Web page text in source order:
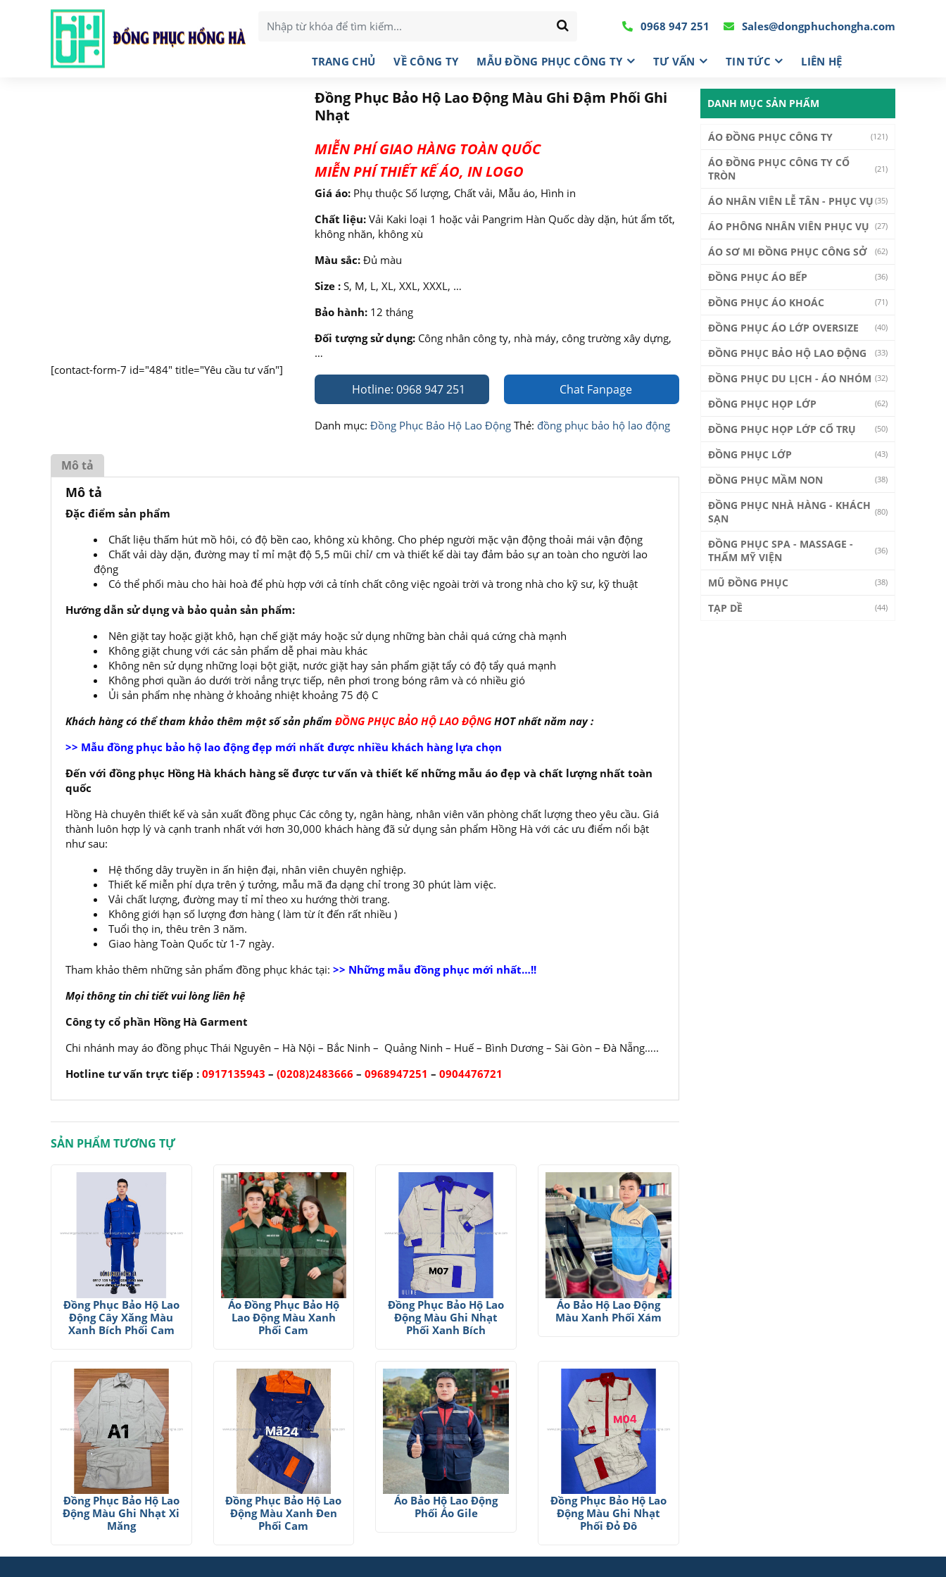
0968 947 251 Sales@dongphuchongha.com
TRANG CHỦ VỀ CÔNG TY MẪU ĐỒNG PHỤC CÔNG TY TƯ VẤN TIN TỨC LIÊN HỆ
[contact-form-7 id="484" title="Yêu cầu tư vấn"]
Đồng Phục Bảo Hộ Lao Động Màu Ghi Đậm Phối Ghi
Nhạt
MIỄN PHÍ GIAO HÀNG TOÀN QUỐC
MIỄN PHÍ THIẾT KẾ ÁO, IN LOGO
Giá áo:Phụ thuộc Số lượng, Chất vải, Mẫu áo, Hình in
Chất liệu:Vải Kaki loại 1 hoặc vải Pangrim Hàn Quốc dày dặn, hút ẩm tốt,
không nhăn, không xù
Màu sắc: Đủ màu
Size :S, M, L, XL, XXL, XXXL, …
Bảo hành:12 tháng
Đối tượng sử dụng:Công nhân công ty, nhà máy, công trường xây dựng,
…
Hotline: 0968 947 251 Chat Fanpage
Danh mục: Đồng Phục Bảo Hộ Lao Động Thẻ: đồng phục bảo hộ lao động
Mô tả
Mô tả
Đặc điểm sản phẩm
Chất liệu thấm hút mồ hôi, có độ bền cao, không xù không. Cho phép người mặc vận động thoải mái vận động
Chất vải dày dặn, đường may tỉ mỉ mật độ 5,5 mũi chỉ/ cm và thiết kế dài tay đảm bảo sự an toàn cho người lao
động
Có thể phối màu cho hài hoà để phù hợp với cả tính chất công việc ngoài trời và trong nhà cho kỹ sư, kỹ thuật
Hướng dẫn sử dụng và bảo quản sản phẩm:
Nên giặt tay hoặc giặt khô, hạn chế giặt máy hoặc sử dụng những bàn chải quá cứng chà mạnh
Không giặt chung với các sản phẩm dễ phai màu khác
Không nên sử dụng những loại bột giặt, nước giặt hay sản phẩm giặt tẩy có độ tẩy quá mạnh
Không phơi quần áo dưới trời nắng trực tiếp, nên phơi trong bóng râm và có nhiều gió
Ủi sản phẩm nhẹ nhàng ở khoảng nhiệt khoảng 75 độ C
Khách hàng có thể tham khảo thêm một số sản phẩm ĐỒNG PHỤC BẢO HỘ LAO ĐỘNG HOT nhất năm nay :
>> Mẫu đồng phục bảo hộ lao động đẹp mới nhất được nhiều khách hàng lựa chọn
Đến với đồng phục Hồng Hà khách hàng sẽ được tư vấn và thiết kế những mẫu áo đẹp và chất lượng nhất toàn
quốc
Hồng Hà chuyên thiết kế và sản xuất đồng phục Các công ty, ngân hàng, nhân viên văn phòng chất lượng theo yêu cầu. Giá
thành luôn hợp lý và cạnh tranh nhất với hơn 30,000 khách hàng đã sử dụng sản phẩm Hồng Hà với các ưu điểm nổi bật
như sau:
Hệ thống dây truyền in ấn hiện đại, nhân viên chuyên nghiệp.
Thiết kế miễn phí dựa trên ý tưởng, mẫu mã đa dạng chỉ trong 30 phút làm việc.
Vải chất lượng, đường may tỉ mỉ theo xu hướng thời trang.
Không giới hạn số lượng đơn hàng ( làm từ ít đến rất nhiều )
Tuổi thọ in, thêu trên 3 năm.
Giao hàng Toàn Quốc từ 1-7 ngày.
Tham khảo thêm những sản phẩm đồng phục khác tại: >> Những mẫu đồng phục mới nhất…!!
Mọi thông tin chi tiết vui lòng liên hệ
Công ty cổ phần Hồng Hà Garment
Chi nhánh may áo đồng phục Thái Nguyên – Hà Nội – Bắc Ninh – Quảng Ninh – Huế – Bình Dương – Sài Gòn – Đà Nẵng…..
Hotline tư vấn trực tiếp : 0917135943 – (0208)2483666 – 0968947251 – 0904476721
SẢN PHẨM TƯƠNG TỰ
Đồng Phục Bảo Hộ Lao
Động Cây Xăng Màu
Xanh Bích Phối Cam
Áo Đồng Phục Bảo Hộ
Lao Động Màu Xanh
Phối Cam
Đồng Phục Bảo Hộ Lao
Động Màu Ghi Nhạt
Phối Xanh Bích
Áo Bảo Hộ Lao Động
Màu Xanh Phối Xám
Đồng Phục Bảo Hộ Lao
Động Màu Ghi Nhạt Xi
Măng
Đồng Phục Bảo Hộ Lao
Động Màu Xanh Đen
Phối Cam
Áo Bảo Hộ Lao Động
Phối Áo Gile
Đồng Phục Bảo Hộ Lao
Động Màu Ghi Nhạt
Phối Đỏ Đô
DANH MỤC SẢN PHẨM
ÁO ĐỒNG PHỤC CÔNG TY (121)
ÁO ĐỒNG PHỤC CÔNG TY CỔ
TRÒN
(21)
ÁO NHÂN VIÊN LỄ TÂN - PHỤC VỤ (35)
ÁO PHÔNG NHÂN VIÊN PHỤC VỤ (27)
ÁO SƠ MI ĐỒNG PHỤC CÔNG SỞ (62)
ĐỒNG PHỤC ÁO BẾP (36)
ĐỒNG PHỤC ÁO KHOÁC (71)
ĐỒNG PHỤC ÁO LỚP OVERSIZE (40)
ĐỒNG PHỤC BẢO HỘ LAO ĐỘNG (33)
ĐỒNG PHỤC DU LỊCH - ÁO NHÓM (32)
ĐỒNG PHỤC HỌP LỚP (62)
ĐỒNG PHỤC HỌP LỚP CỔ TRỤ (50)
ĐỒNG PHỤC LỚP (43)
ĐỒNG PHỤC MẦM NON (38)
ĐỒNG PHỤC NHÀ HÀNG - KHÁCH
SẠN
(80)
ĐỒNG PHỤC SPA - MASSAGE -
THẨM MỸ VIỆN
(36)
MŨ ĐỒNG PHỤC (38)
TẠP DỀ (44)